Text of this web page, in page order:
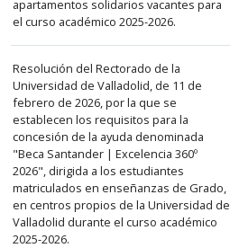
anuncio
completo.
apartamentos solidarios vacantes para
el curso académico 2025-2026.
Resolución del Rectorado de la
Universidad de Valladolid, de 11 de
febrero de 2026, por la que se
establecen los requisitos para la
concesión de la ayuda denominada
"Beca Santander | Excelencia 360º
2026", dirigida a los estudiantes
matriculados en enseñanzas de Grado,
en centros propios de la Universidad de
Valladolid durante el curso académico
2025-2026.